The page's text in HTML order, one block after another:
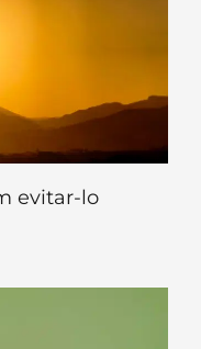
evitar-lo